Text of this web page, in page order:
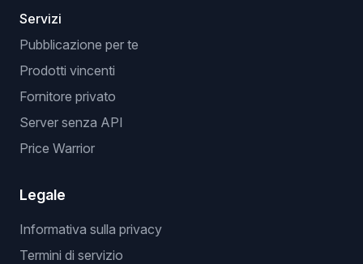
Servizi
Pubblicazione per te
Prodotti vincenti
Fornitore privato
Server senza API
Price Warrior
Legale
Informativa sulla privacy
Termini di servizio